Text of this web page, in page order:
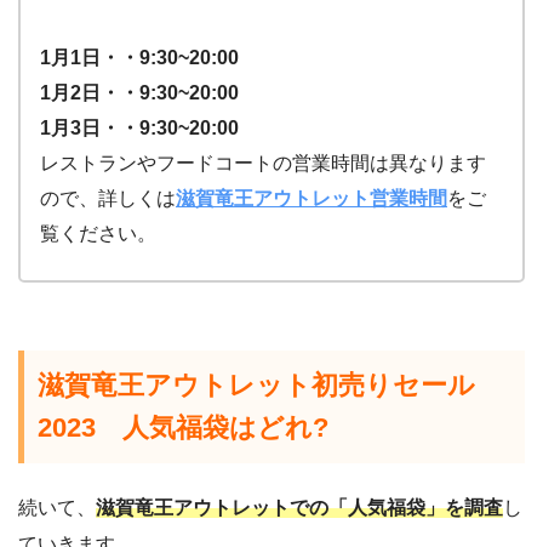
1月1日・・9:30~20:00
1月2日・・9:30~20:00
1月3日・・9:30~20:00
レストランやフードコートの営業時間は異なります
ので、詳しくは滋賀竜王アウトレット営業時間 をご
覧ください。
滋賀竜王アウトレット初売りセール
2023 人気福袋はどれ?
続いて、 滋賀竜王アウトレットでの「人気福袋」を調査し